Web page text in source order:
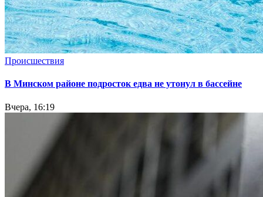
Происшествия
В Минском районе подросток едва не утонул в бассейне
Вчера, 16:19